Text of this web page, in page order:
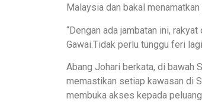
Malaysia dan bakal
“Dengan ada jambatan ini,
Gawai.Tidak perlu tunggu feri
Abang Johari berkata, di bawah
memastikan setiap kawasan di
membuka akses kepada